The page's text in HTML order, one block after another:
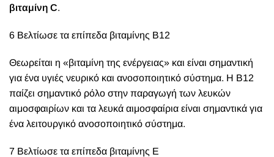
βιταμίνη C.
6 Βελτίωσε τα επίπεδα βιταμίνης Β12
Θεωρείται η «βιταμίνη της ενέργειας» και είναι σημαντική
για ένα υγιές νευρικό και ανοσοποιητικό σύστημα. Η Β12
παίζει σημαντικό ρόλο στην παραγωγή των λευκών
αιμοσφαιρίων και τα λευκά αιμοσφαίρια είναι σημαντικά για
ένα λειτουργικό ανοσοποιητικό σύστημα.
7 Βελτίωσε τα επίπεδα βιταμίνης Ε